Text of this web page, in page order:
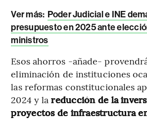
Ver más: Poder Judicial e INE
presupuesto en 2025 ante
ministros
Esos ahorros -añade-
eliminación de instituciones
las reformas constitucionales
2024 y lareducción de la
proyectos de infraestructura